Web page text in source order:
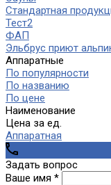
Стандартная
Тест2
ФАП
Эльбрус приют
Аппаратные
По популярности
По названию
По цене
Наименование
Цена за ед.
Аппаратная
Задать вопрос
Ваше имя *